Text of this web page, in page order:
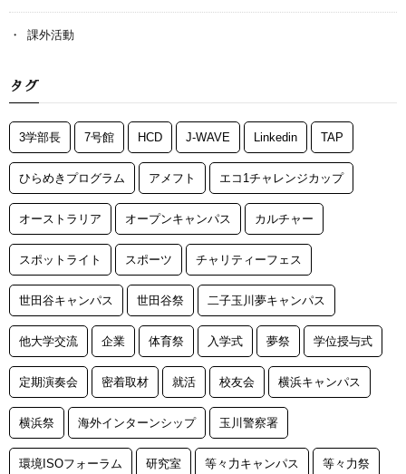
課外活動
タグ
3学部長 7号館 HCD J-WAVE Linkedin TAP
ひらめきプログラム アメフト エコ1チャレンジカップ
オーストラリア オープンキャンパス カルチャー
スポットライト スポーツ チャリティーフェス
世田谷キャンパス 世田谷祭 二子玉川夢キャンパス
他大学交流 企業 体育祭 入学式 夢祭 学位授与式
定期演奏会 密着取材 就活 校友会 横浜キャンパス
横浜祭 海外インターンシップ 玉川警察署
環境ISOフォーラム 研究室 等々力キャンパス 等々力祭